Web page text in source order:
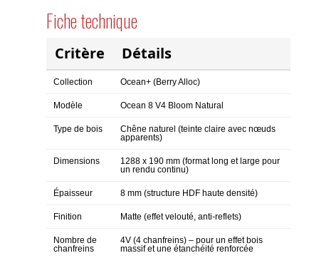
Fiche technique
Critère Détails
Collection Ocean+ (Berry Alloc)
Modèle Ocean 8 V4 Bloom Natural
Type de bois
Chêne naturel (teinte claire avec nœuds
apparents)
Dimensions
1288 x 190 mm (format long et large pour
un rendu continu)
Épaisseur 8 mm (structure HDF haute densité)
Finition Matte (effet velouté, anti-reflets)
Nombre de
chanfreins
4V (4 chanfreins) – pour un effet bois
massif et une étanchéité renforcée